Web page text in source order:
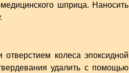
шприца. Наносить
колеса эпоксидной
удалить с помощью